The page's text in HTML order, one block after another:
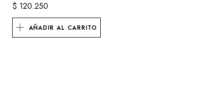
$ 120.250
AÑADIR AL CARRITO